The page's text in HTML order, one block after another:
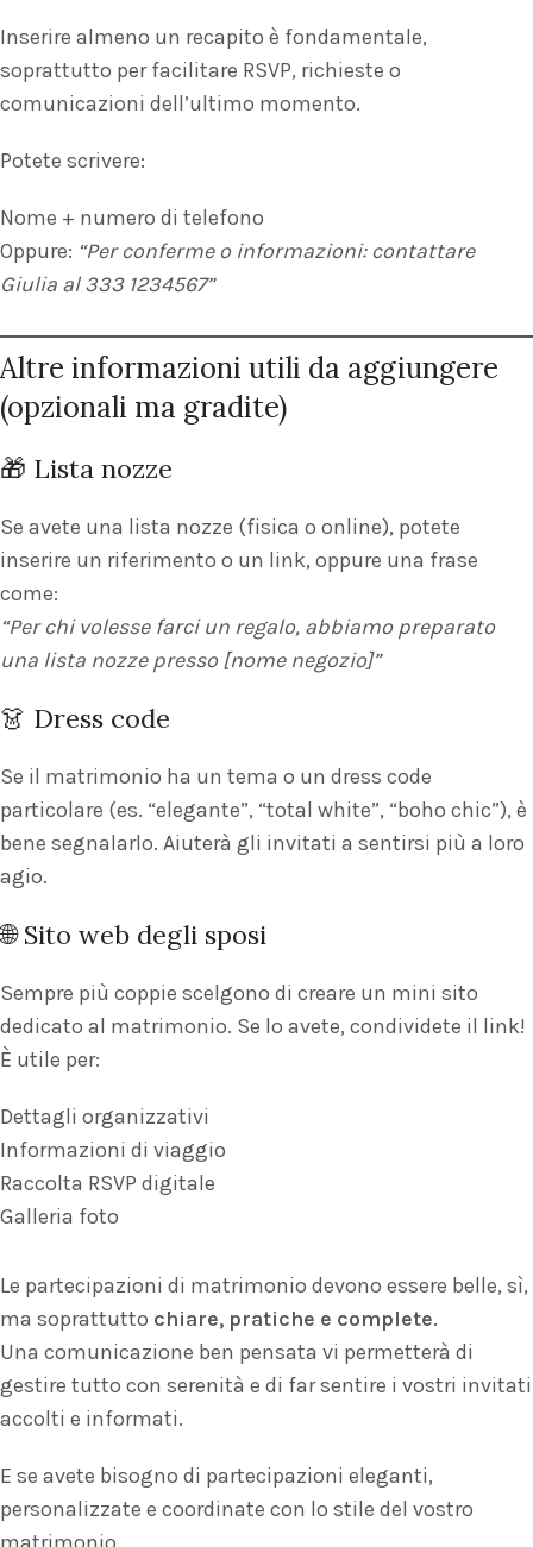
Inserire almeno un recapito è fondamentale,
soprattutto per facilitare RSVP, richieste o
comunicazioni dell’ultimo momento.
Potete scrivere:
Nome + numero di telefono
Oppure: “Per conferme o informazioni: contattare
Giulia al 333 1234567”
Altre informazioni utili da aggiungere
(opzionali ma gradite)
🎁 Lista nozze
Se avete una lista nozze (fisica o online), potete
inserire un riferimento o un link, oppure una frase
come:
“Per chi volesse farci un regalo, abbiamo preparato
una lista nozze presso [nome negozio]”
👗 Dress code
Se il matrimonio ha un tema o un dress code
particolare (es. “elegante”, “total white”, “boho chic”), è
bene segnalarlo. Aiuterà gli invitati a sentirsi più a loro
agio.
🌐 Sito web degli sposi
Sempre più coppie scelgono di creare un mini sito
dedicato al matrimonio. Se lo avete, condividete il link!
È utile per:
Dettagli organizzativi
Informazioni di viaggio
Raccolta RSVP digitale
Galleria foto
Le partecipazioni di matrimonio devono essere belle, sì,
ma soprattutto chiare, pratiche e complete.
Una comunicazione ben pensata vi permetterà di
gestire tutto con serenità e di far sentire i vostri invitati
accolti e informati.
E se avete bisogno di partecipazioni eleganti,
personalizzate e coordinate con lo stile del vostro